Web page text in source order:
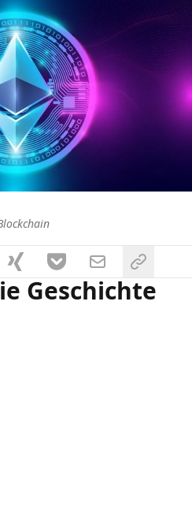
Geschichte